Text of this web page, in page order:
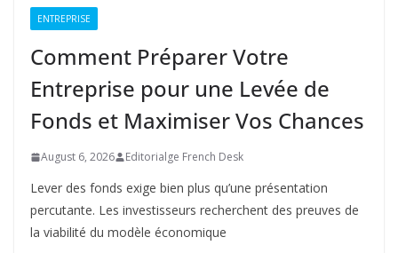
ENTREPRISE
Comment Préparer Votre
Entreprise pour une Levée de
Fonds et Maximiser Vos Chances
August 6, 2026 Editorialge French Desk
Lever des fonds exige bien plus qu’une présentation
percutante. Les investisseurs recherchent des preuves de
la viabilité du modèle économique